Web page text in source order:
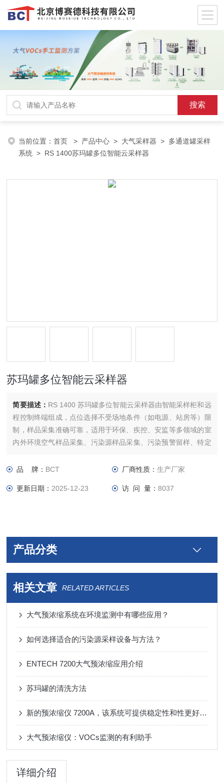
当前位置：首页 > 产品中心 > 大气采样器 > 多通道罐采样
系统 > RS 1400苏玛罐多位智能云采样器
苏玛罐多位智能云采样器
简要描述： RS 1400 苏玛罐多位智能云采样器由智能采样柜和远
程控制终端组成，点位选择不受场地条件（如电源、站房等）限
制，样品采集准确可靠，适用于环保、疾控、安监等多领域的室
内外环境空气样品采集、污染源样品采集、污染预警留样、特定
品 牌： BCT 厂商性质： 生产厂家
更新日期： 2025-12-23 访 问 量： 8037
产品分类
相关文章 RELATED ARTICLES
大气预浓缩系统在环境监测中有哪些应用？
如何选择适合的污染源采样设备与方法？
ENTECH 7200大气预浓缩应用介绍
苏玛罐的清洗方法
新的预浓缩仪 7200A，该系统可提供稳定性和性更好的醛酮类物质数据
大气预浓缩仪：VOCs监测的有利助手
详细介绍